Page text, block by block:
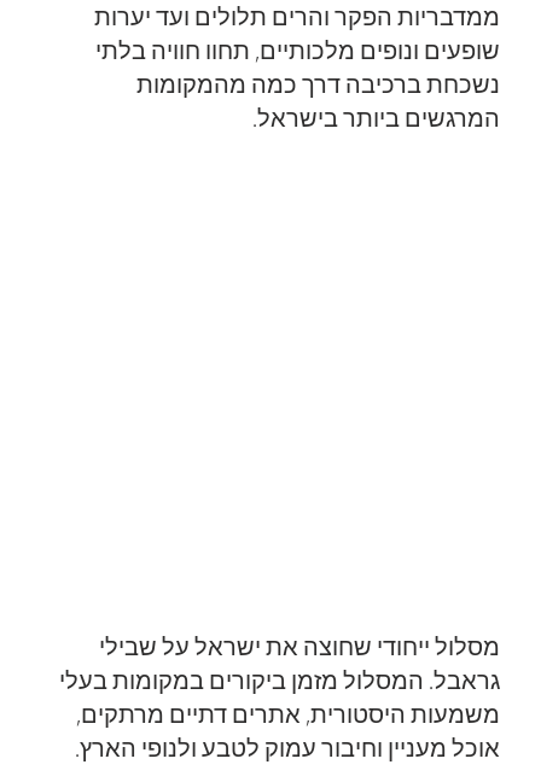
ממדבריות הפקר והרים תלולים ועד יערות
שופעים ונופים מלכותיים, תחוו חוויה בלתי
נשכחת ברכיבה דרך כמה מהמקומות
המרגשים ביותר בישראל.
מסלול ייחודי שחוצה את ישראל על שבילי
גראבל. המסלול מזמן ביקורים במקומות בעלי
משמעות היסטורית, אתרים דתיים מרתקים,
אוכל מעניין וחיבור עמוק לטבע ולנופי הארץ.